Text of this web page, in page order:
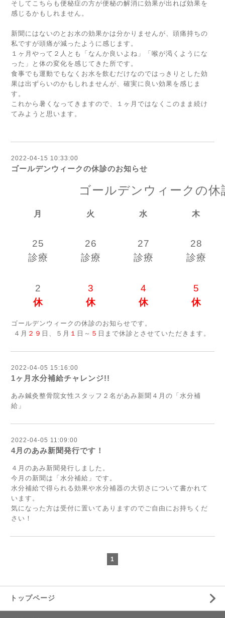
そしてこちらも便秘症の方が便秘の解消に効果が出れば効果を
感じるかもしれません。
新聞にはないのとお水の効果かは分かりませんが、頭痛持ちの
私ですが頭痛が減ったように感じます。
１ヶ月やって２人とも「なんか良いよね」「喉が渇くようにな
った」と体の変化を感じてきた所です。
食事でも運動でもなくお水を飲むだけなのではっきりとした効
果は出ずらいのかもしれませんが、確実に良い効果を感じま
す。
これから暑くなってきますので、１ヶ月ではなくこのまま続け
てみようと思います。
2022-04-15 10:33:00
ゴールデンウィークの休診のお知らせ
ゴールデンウィークの
月 火 水 木
25
診療
26
診療
27
診療
28
診療
2
休
3
休
4
休
5
休
ゴールデンウィークの休診のお知らせです。
４月 ２９ 日、５月 １ 日～ ５ 日まで休診とさせていただきます。
2022-04-05 15:16:00
1ヶ月水分補給チャレンジ!!
あみ鍼灸整骨院女性スタッフ２名があみ新聞４月の「水分補
給」
2022-04-05 11:09:00
4月のあみ新聞発行です！
４月のあみ新聞発行しました。
今月の新聞は「水分補給」です。
水分補給で得られる効果や水分補器の大切さについて書かれて
います。
気になった方は受付に置いてありますのでご自由にお持ちくだ
さい！
1
トップページ